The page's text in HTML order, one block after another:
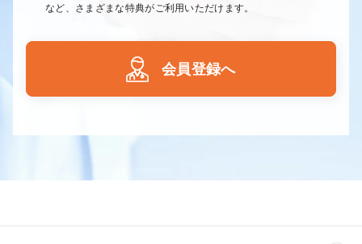
など、さまざまな特典がご利用いただけます。
会員登録へ